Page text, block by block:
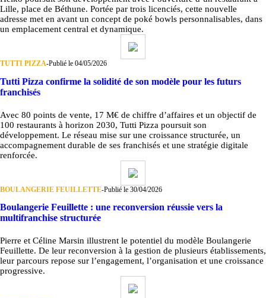
Lille, place de Béthune. Portée par trois licenciés, cette nouvelle
adresse met en avant un concept de poké bowls personnalisables, dans
un emplacement central et dynamique.
TUTTI PIZZA-Publié le 04/05/2026
Tutti Pizza confirme la solidité de son modèle pour les futurs
franchisés
Avec 80 points de vente, 17 M€ de chiffre d’affaires et un objectif de
100 restaurants à horizon 2030, Tutti Pizza poursuit son
développement. Le réseau mise sur une croissance structurée, un
accompagnement durable de ses franchisés et une stratégie digitale
renforcée.
BOULANGERIE FEUILLETTE-Publié le 30/04/2026
Boulangerie Feuillette : une reconversion réussie vers la
multifranchise structurée
Pierre et Céline Marsin illustrent le potentiel du modèle Boulangerie
Feuillette. De leur reconversion à la gestion de plusieurs établissements,
leur parcours repose sur l’engagement, l’organisation et une croissance
progressive.